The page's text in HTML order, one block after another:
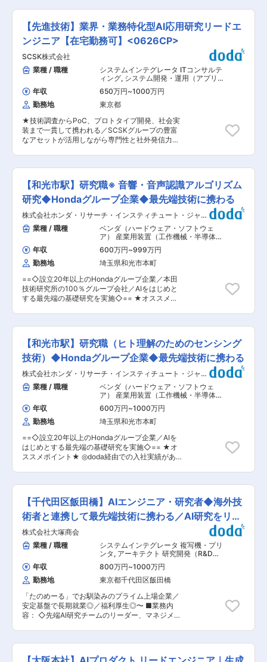
情勢や技術動向を踏まえつつ、顧客ニーズに合っ
たサービスの開発を行えるところに楽しみがあり
ます。 ■組織と社風： 社員は自身の会社が、日
本のインターネットをリードしてきたという誇り
をもって仕事に取り組んでいます。離職率は非常
に低く数％です。社員数2500名以上の規模です
が、組織に縛られることはなく、フラットでスピ
ーディーなベンチャースピリッツに溢れた社風で
す。一例として、現場の声に敏感に反応し、アイ
デアを積極的に吸い上げ、年齢に関係なくよい提
案であれば即実行されます。 変更の範囲：会社の
定める業務
テム設計をお任せ致します。 音や振動をから出る
情報をデータ化し、海上で無人探査機のスムーズ
な走行を行う為のシステム設計を担って頂きま
す。 研究開発となる為、自分の考えや知識をプロ
ジェクトに活かすことが出来る環境です。 ■業務
フェーズ： 研究開発、要求分析、構想設計 ■業
務の魅力： 研究開発となる為、自身の考えを開発
に活かすことが出来ます。直接経験がない領域
（ツールや開発手法、対象製品など）であっても
興味関心を持って業務に取り組む姿勢や、他業界
での経験を活かした提案が出来る環境です。 経済
安全保障重要技術育成プログラムの一環であり、
社会的貢献度の高い案件となります。 ■働き方：
配属先には当社社員も5名程度所属しております
ので、配属後も先輩社員に不明な点を確認しなが
ら進めることが出来ますので、エンジニアとして
て柔軟な働き方が可能です。 ■評価制度： 常駐
先の企業様から評価を貰う制度のため、ご自身の
現場での頑張りが直接評価され、評価に応じての
昇給制度も整えております。 ■当社について：
ものづくりの「核心」である設計・開発を大手メ
ーカーと一緒になって行う最上流工程の案件が中
心である点が特徴です。 一生エンジニアとして活
躍するためには、絶えず時代に合わせた技術を身
に着けていく必要があります。そんな中、600を
超える技術研修講座数を誇り、エンジニア主催の
勉強会が850回以上開催されておりますので、幅
広い知識を身に付けることが可能な環境です。 そ
のため、卓越した技術力を武器に、多くの顧客か
地位を確立しています。 変更の範囲：会社の定め
る業務
【先進技術】業界・業務特化型AI応用研究リードエ
ンジニア【在宅勤務可】<0626CP>
SCSK株式会社
業種 / 職種
システムインテグレータ ITコンサルテ
ィング, システム開発・運用（アプリ担
当） 研究開発（R&D）エンジニア
年収 650万円~1000万円
勤務地
東京都
★技術調査からPoC、プロトタイプ開発、社会実
装まで一貫して携われる／SCSKグループの豊富
なアセットが活用しながら専門性と社外発信力を
先進技術の調査・検証・PoC・社会実装に向けた
テーマ推進を担当いただきます。 ▼業務例 ・業
界・業務特化型AI、ドメイン特化AI、バーティカ
ルAIに関する技術調査・検証 ・LLM、RAG、ナレ
ッジグラフ、AIエージェント等を活用した業務ナ
レッジ活用基盤のPoCおよびプロトタイプ開発 ・
熟練者の暗黙知、業務ノウハウ、判断プロセスの
可視化・構造化 ・事業部門、顧客、社外パートナ
ーと連携した業務課題の整理、AI適用テーマの設
計、技術検証の推進 ・研究成果の知財化、論文執
筆、学会・コンソーシアム等での社外発信 【開発
環境】 ・言語：Python等 ・クラウド：Microsoft
Azure(Container Apps、GPU workload profile
等) ・ツール：Docker、GitHub、VS Code、
Jupyter ・LLM：ChatGPT、Calude、Gemma、
Qwen等 【研究支援】 ・GPU計算資源(クラウド
配属組織について 知財・技術戦略本部は、全社の
技術戦略の立案・推進を担う全社横断のR&D組織
です。 実世界データやロボット等と連携するAI、
業界・業務特化型AI、ロボティクス、量子コンピ
ューティングなど、数年先の社会やビジネスに大
きなインパクトを与える先進技術の応用研究およ
び社会実装をミッションとしています。 ・業界・
業務特化型AI 特定業界・特定業務に蓄積された専
門知識、業務文書、現場ノウハウ、熟練者の判断
プロセスを構造化し、LLM、RAG、ナレッジグラ
フ、AIエージェント等を活用した業務支援・意思
決定支援の研究開発を行っています。 ・暗黙知・
業務ナレッジの形式知化 熟練者が経験的に行って
データ分析、知識モデリング等を通じて可視化
し、AIで活用可能な知識として整理する取り組み
【和光市駅】研究職※ 音響・音声認識アルゴリズム
研究◆Hondaグループ企業◆最先端技術に携わる
株式会社ホンダ・リサーチ・インスティチュート・ジャパ
ン
業種 / 職種
ベンダ（ハードウェア・ソフトウェ
ア） 産業用装置（工作機械・半導体製
造装置・ロボットなど）
（R&D）エンジニア 基礎研究・先行開
発・要素技術開発
年収 600万円~999万円
勤務地
埼玉県和光市本町
==◇設立20年以上のHondaグループ企業／本田
技術研究所の100％グループ会社／AIをはじめと
する最先端の基礎研究を実施◇== ★オススメポ
付与されます！ ◎基本的に転勤なし、年間休日
121日で働きやすい環境！ ◎外国籍研究員も多数
在籍。グローバルな研究環境です！ ■会社概要：
株式会社ホンダ・リサーチ・インスティチュー
ト・ジャパンは、Hondaグループの研究機関とし
て2003年に設立され、AIをはじめとする先端科
学技術の研究・開発を行っています。日本に加
え、欧州・米国にも姉妹会社を構え、国内外の大
学やアカデミックパートナーとの共同研究を通じ
て、次世代AIを軸に新技術領域のフロンティア研
究に取り組んでいます。活動理念は「Innovate
through Science」。原理探究と社会実装を両立
する研究を通じて、人々の暮らしや社会に新たな
価値を創出することを目指しています。 ■業務概
要： 音響と音声認識に関する様々な問題を解決す
るため、次世代技術研究に取り組む「音声認識お
ル・言語モデル適応、End-to-endモデル、ダイ
アライゼーション、Kaldi/ESPnetの応用 ・音響処
理における時系列信号処理、音声強調、ノイズリ
ダクション業務 ・ホンダグループ会社や姉妹会社
と連携して、音響・音声認識研究の戦略立案 ■仕
事の特色： 次世代の音響・音声認識技術に関する
研究について、企画・提案から実装、実験・評価
まで主体的に推進し、社会実装も見据えた最先端
技術の研究に携わるポジションです。 研究成果を
国際学会や論文などを通じて積極的に発信すると
ともに、これまでの経験や専門知識を活かし、研
究の方向性やゴール、アプローチ、研究計画を自
ら立案し、挑戦的な研究テーマに取り組むことが
識アルゴリズム（音響モデル、言語モデル、End-
to-Endモデル、話者ダイアライゼーション等）
【和光市駅】研究職（ヒト理解のためのセンシング
技術）◆Hondaグループ企業◆最先端技術に携わる
株式会社ホンダ・リサーチ・インスティチュート・ジャパ
ン
業種 / 職種
ベンダ（ハードウェア・ソフトウェ
ア） 産業用装置（工作機械・半導体製
造装置・ロボットなど）
（R&D）エンジニア 基礎研究・先行開
発・要素技術開発
年収 600万円~1000万円
勤務地
埼玉県和光市本町
==◇設立20年以上のHondaグループ企業／AIを
はじめとする最先端の基礎研究を実施◇== ★オ
ススメポイント★ ◎doda経由での入社実績があ
間休日121日で働きやすい環境！ ◎外国籍研究員
も多数在籍。グローバルな研究環境です！ ■会社
概要： 株式会社ホンダ・リサーチ・インスティチ
ュート・ジャパンは、Hondaグループの研究機関
として2003年に設立され、AIをはじめとする先
端科学技術の研究・開発を行っています。日本に
加え、欧州・米国にも姉妹会社を構え、国内外の
大学やアカデミックパートナーとの共同研究を通
じて、次世代AIを軸に新技術領域のフロンティア
研究に取り組んでいます。活動理念は「Innovate
through Science」。原理探究と社会実装を両立
する研究を通じて、人々の暮らしや社会に新たな
価値を創出することを目指しています。 ■業務内
容： 革新技術によって、人類課題の解決に挑戦す
るための研究の場として設立された当社の研究職
として、以下の業務をお任せします。 ・「人ー機
労度／ストレス度を物質レベルで定量する技術の
【千代田区飯田橋】AIエンジニア・研究者◆海外技
術者と連携して最先端技術に携わる／AI研究をリー
ド
株式会社大塚商会
業種 / 職種
システムインテグレータ 複写機・プリ
ンタ , アーキテクト 研究開発（R&D）
エンジニア
年収 800万円~1000万円
勤務地
東京都千代田区飯田橋
「たのめーる」でお馴染みのプライム上場企業／
安定基盤で長期就業◎／福利厚生◎〜 ■業務内
容： ◇先端AI研究チームのリーダー、マネジメン
ルダーと協議しながら課題の要件定義を行い、AI
プロトタイプ開発プロジェクトをリードすること